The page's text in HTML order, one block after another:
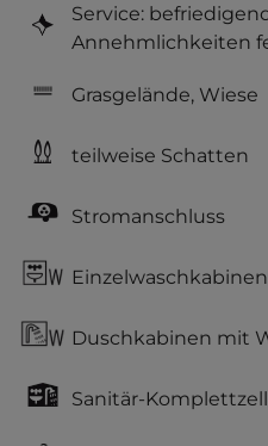
Service:
Annehmlichkeiten
Grasgelände, Wiese
teilweise Schatten
Stromanschluss
Duschkabinen mit
Sanitär-